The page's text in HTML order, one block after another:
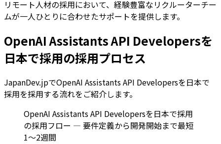
リモート人材の採用において、経験豊富なリクルーターチー
ムが一人ひとりに合わせたサポートを提供します。
OpenAI Assistants API Developersを
日本で採用の採用プロセス
JapanDev.jpでOpenAI Assistants API Developersを日本で
採用を採用する流れをご紹介します。
OpenAI Assistants API Developersを日本で採用
の採用フロー — 要件定義から開発開始まで最短
1〜2週間